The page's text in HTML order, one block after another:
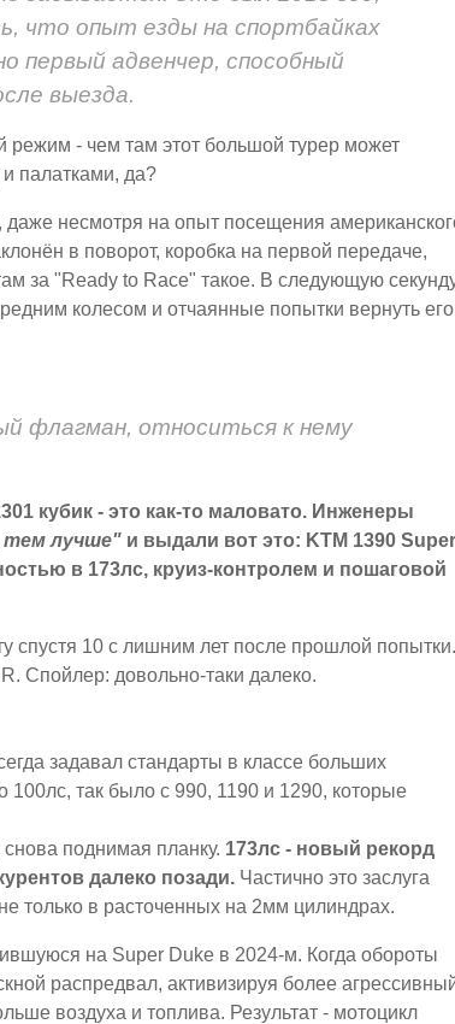
что опыт езды на спортбайках
первый адвенчер, способный
выезда.
- чем там этот большой турер может
палатками, да?
несмотря на опыт посещения
в поворот, коробка на первой передаче,
за "Ready to Race" такое. В следующую
колесом и отчаянные попытки вернуть его
флагман, относиться к нему
кубик - это как-то маловато. Инженеры
тем лучше" и выдали вот это: KTM 1390 Super
в 173лс, круиз-контролем и пошаговой
спустя 10 с лишним лет после прошлой попытки.
Спойлер: довольно-таки далеко.
задавал стандарты в классе больших
так было с 990, 1190 и 1290, которые
поднимая планку. 173лс - новый рекорд
далеко позади. Частично это заслуга
только в расточенных на 2мм цилиндрах.
на Super Duke в 2024-м. Когда обороты
распредвал, активизируя более
воздуха и топлива. Результат - мотоцикл